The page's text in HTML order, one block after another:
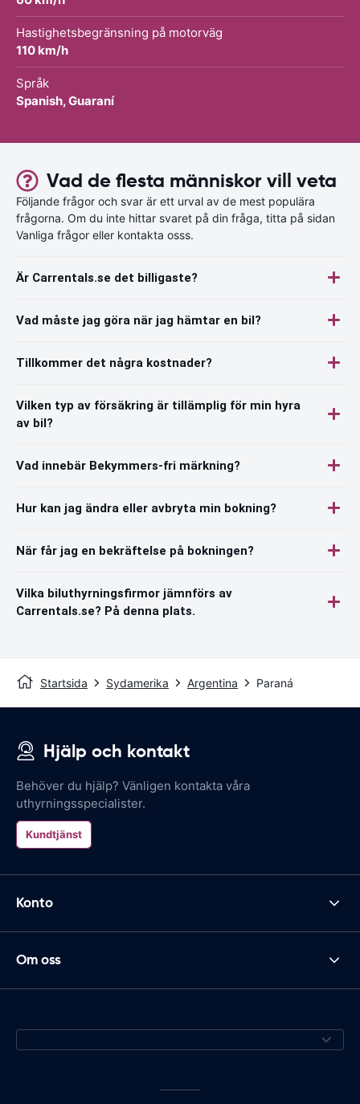
Hastighetsbegränsning på motorväg
110 km/h
Språk
Spanish, Guaraní
Vad de flesta människor vill veta
Följande frågor och svar är ett urval av de mest populära
frågorna. Om du inte hittar svaret på din fråga, titta på sidan
Vanliga frågor eller kontakta osss.
Är Carrentals.se det billigaste?
Vad måste jag göra när jag hämtar en bil?
Tillkommer det några kostnader?
Vilken typ av försäkring är tillämplig för min hyra
av bil?
Vad innebär Bekymmers-fri märkning?
Hur kan jag ändra eller avbryta min bokning?
När får jag en bekräftelse på bokningen?
Vilka biluthyrningsfirmor jämnförs av
Carrentals.se? På denna plats.
Startsida Sydamerika Argentina Paraná
Hjälp och kontakt
Behöver du hjälp? Vänligen kontakta våra
uthyrningsspecialister.
Kundtjänst
Konto
Om oss